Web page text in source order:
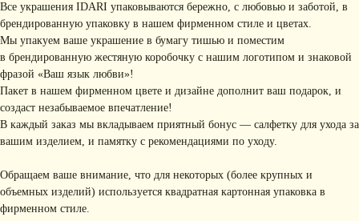
Все украшения IDARI упаковываются бережно, с любовью и заботой, в
брендированную упаковку в нашем фирменном стиле и цветах.
Мы упакуем ваше украшение в бумагу тишью и поместим
в брендированную жестяную коробочку с нашим логотипом и знаковой
фразой «Ваш язык любви»!
Пакет в нашем фирменном цвете и дизайне дополнит ваш подарок, и
создаст незабываемое впечатление!
В каждый заказ мы вкладываем приятный бонус — салфетку для ухода за
вашим изделием, и памятку с рекомендациями по уходу.
Обращаем ваше внимание, что для некоторых (более крупных и
объемных изделий) используется квадратная картонная упаковка в
фирменном стиле.